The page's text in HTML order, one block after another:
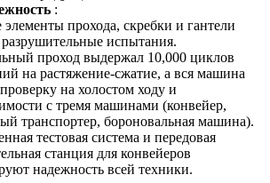
:
элементы прохода, скребки и гантели
испытания.
проход выдержал 10,000 циклов
на растяжение-сжатие, а вся машина
на холостом ходу и
с тремя машинами (конвейер,
транспортер, бороновальная машина).
тестовая система и передовая
станция для конвейеров
надежность всей техники.